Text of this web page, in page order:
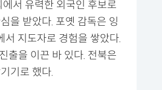
서 유력한 외국인 후보로
을 받았다. 포옛 감독은 잉
지도자로 경험을 쌓았다.
출을 이끈 바 있다. 전북은
기로 했다.